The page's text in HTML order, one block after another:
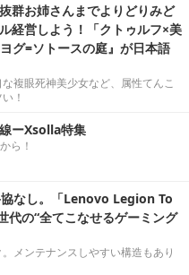
群お姉さんまでよりどりみど
経営しよう！「クトゥルフ×美
グ=ソトースの庭』が日本語
複眼死神美少女など、属性てんこ
！
ーXsolla特集
ら！
なし。「Lenovo Legion To
の“全てこなせるゲーミング
メンテナンスしやすい構造もあり